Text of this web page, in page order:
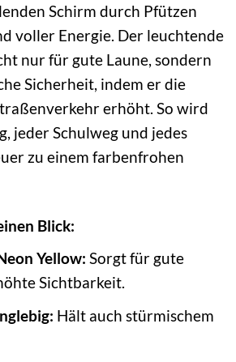
Schirm durch Pfützen
voller Energie. Der leuchtende
nur für gute Laune, sondern
Sicherheit, indem er die
erhöht. So wird
jeder Schulweg und jedes
zu einem farbenfrohen
Blick:
Yellow: Sorgt für gute
Sichtbarkeit.
Hält auch stürmischem